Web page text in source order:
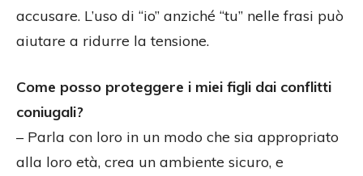
accusare. L’uso di “io” anziché “tu” nelle frasi può
aiutare a ridurre la tensione.
Come posso proteggere i miei figli dai conflitti
coniugali?
– Parla con loro in un modo che sia appropriato
alla loro età, crea un ambiente sicuro, e